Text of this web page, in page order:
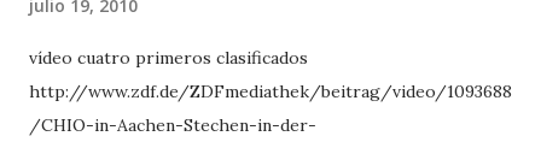
julio 19, 2010
vídeo cuatro primeros clasificados
http://www.zdf.de/ZDFmediathek/beitrag/video/1093688
/CHIO-in-Aachen-Stechen-in-der-